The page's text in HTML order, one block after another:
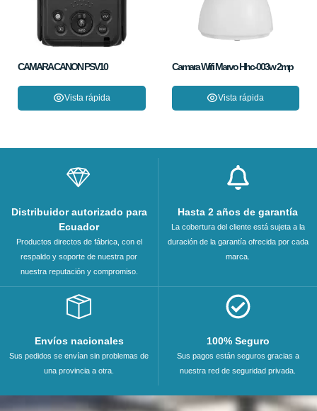
CAMARA CANON PSV10
Vista rápida
Camara Wifi Marvo Hhc-003w 2mp
Vista rápida
Distribuidor autorizado para
Ecuador
Productos directos de fábrica, con el
respaldo y soporte de nuestra por
nuestra reputación y compromiso.
Hasta 2 años de garantía
La cobertura del cliente está sujeta a la
duración de la garantía ofrecida por cada
marca.
Envíos nacionales
Sus pedidos se envían sin problemas de
una provincia a otra.
100% Seguro
Sus pagos están seguros gracias a
nuestra red de seguridad privada.